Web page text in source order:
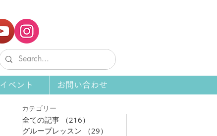
イベント お問い合わせ
カテゴリー
全ての記事 （216）
グループレッスン
（29）